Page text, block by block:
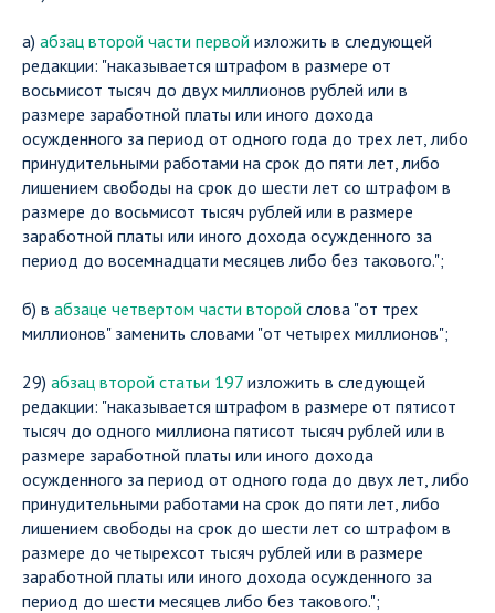
а) абзац второй части первой изложить в следующей
редакции: "наказывается штрафом в размере от
восьмисот тысяч до двух миллионов рублей или в
размере заработной платы или иного дохода
осужденного за период от одного года до трех лет, либо
принудительными работами на срок до пяти лет, либо
лишением свободы на срок до шести лет со штрафом в
размере до восьмисот тысяч рублей или в размере
заработной платы или иного дохода осужденного за
период до восемнадцати месяцев либо без такового.";
б) в абзаце четвертом части второй слова "от трех
миллионов" заменить словами "от четырех миллионов";
29) абзац второй статьи 197 изложить в следующей
редакции: "наказывается штрафом в размере от пятисот
тысяч до одного миллиона пятисот тысяч рублей или в
размере заработной платы или иного дохода
осужденного за период от одного года до двух лет, либо
принудительными работами на срок до пяти лет, либо
лишением свободы на срок до шести лет со штрафом в
размере до четырехсот тысяч рублей или в размере
заработной платы или иного дохода осужденного за
период до шести месяцев либо без такового.";